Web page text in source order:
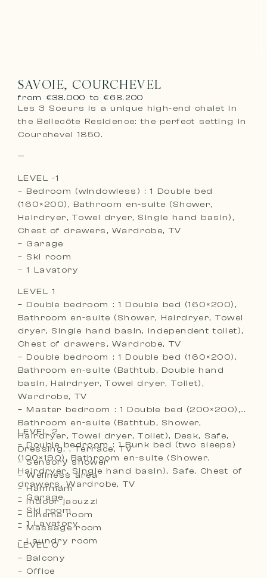
SAVOIE, COURCHEVEL
from €38.000 to €68.200
Les 3 Soeurs is a unique high-end chalet in
the Bellecôte Residence: the perfect setting in
Courchevel 1850.
—
LEVEL -1
– Bedroom (windowless) : 1 Double bed
(160×200), Bathroom en-suite (Shower,
Hairdryer, Towel dryer, Single hand basin),
Chest of drawers, Wardrobe, TV
– Garage
– Ski room
– 1 Lavatory
LEVEL 1
– Double bedroom : 1 Double bed (160×200),
Bathroom en-suite (Shower, Hairdryer, Towel
dryer, Single hand basin, Independent toilet),
Chest of drawers, Wardrobe, TV
– Double bedroom : 1 Double bed (160×200),
Bathroom en-suite (Bathtub, Double hand
basin, Hairdryer, Towel dryer, Toilet),
Wardrobe, TV
– Master bedroom : 1 Double bed (200×200),
Bathroom en-suite (Bathtub, Shower,
Hairdryer, Towel dryer, Toilet), Desk, Safe,
Dressing, , Terrace, TV
– Sensory shower
– Wellness area
– Hammam
– Indoor jacuzzi
– Cinema room
– Massage room
– Laundry room
LEVEL 2
– Double bedroom : 1 Bunk bed (two sleeps)
(100×190), Bathroom en-suite (Shower,
Hairdryer, Single hand basin), Safe, Chest of
drawers, Wardrobe, TV
– Garage
– Ski room
– 1 Lavatory
LEVEL 0
– Balcony
– Office